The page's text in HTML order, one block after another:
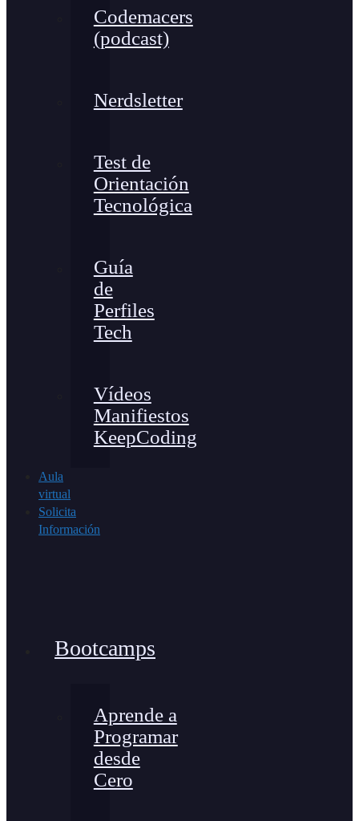
Codemacers
(podcast)
Nerdsletter
Test de
Orientación
Tecnológica
Guía
de
Perfiles
Tech
Vídeos
Manifiestos
KeepCoding
Aula
virtual
Solicita
Información
Bootcamps
Aprende a
Programar
desde
Cero